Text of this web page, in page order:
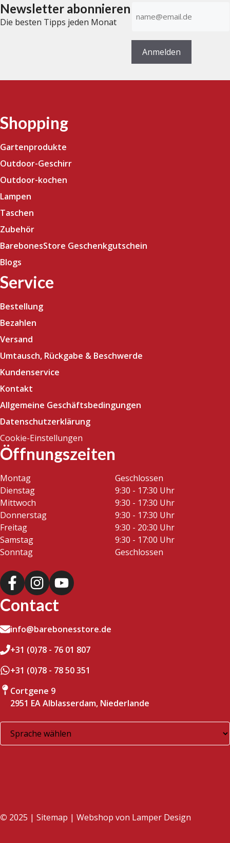
Newsletter abonnieren
Die besten Tipps jeden Monat
Mail-
Anmelden
Shopping
Gartenprodukte
Outdoor-Geschirr
Outdoor-kochen
Lampen
Taschen
Zubehör
BarebonesStore Geschenkgutschein
Blogs
Service
Bestellung
Bezahlen
Versand
Umtausch, Rückgabe & Beschwerde
Kundenservice
Kontakt
Allgemeine Geschäftsbedingungen
Datenschutzerklärung
Cookie-Einstellungen
Öffnungszeiten
Montag
Geschlossen
Dienstag
9:30 - 17:30 Uhr
Mittwoch
9:30 - 17:30 Uhr
Donnerstag
9:30 - 17:30 Uhr
Freitag
9:30 - 20:30 Uhr
Samstag
9:30 - 17:00 Uhr
Sonntag
Geschlossen
Contact
info@barebonesstore.de
+31 (0)78 - 76 01 807
+31 (0)78 - 78 50 351
Cortgene 9
2951 EA Alblasserdam, Niederlande
© 2025 | Sitemap | Webshop von Lamper Design